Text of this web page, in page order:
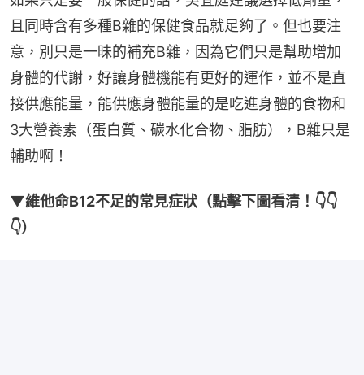
且同時含有多種B雜的保健食品就足夠了。但也要注
意，別只是一昧的補充B雜，因為它們只是幫助增加
身體的代謝，好讓身體機能有更好的運作，並不是直
接供應能量，能供應身體能量的是吃進身體的食物和
3大營養素（蛋白質、碳水化合物、脂肪），B雜只是
輔助啊！
▼維他命B12不足的常見症狀（點擊下圖看清！👇👇
👇）